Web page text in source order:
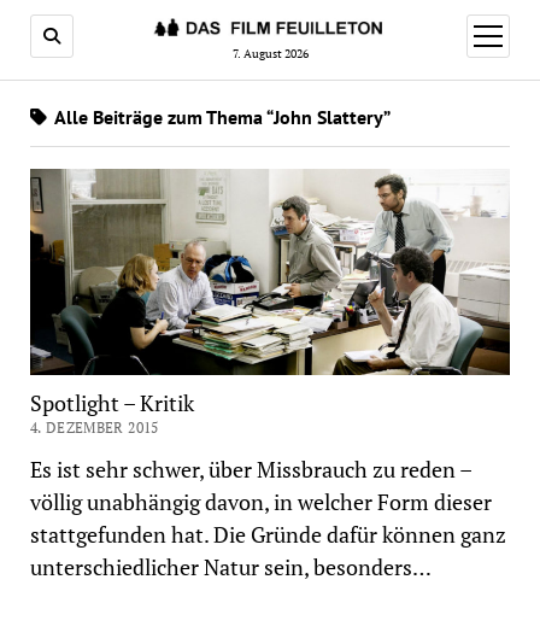
7. August 2026
Menü
öffnen
Alle Beiträge zum Thema “John Slattery”
Spotlight – Kritik
4. DEZEMBER 2015
Es ist sehr schwer, über Missbrauch zu reden –
völlig unabhängig davon, in welcher Form dieser
stattgefunden hat. Die Gründe dafür können ganz
unterschiedlicher Natur sein, besonders…